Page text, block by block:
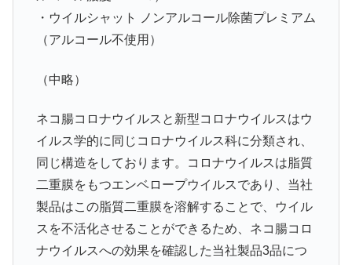
・ウイルシャット ノンアルコール除菌プレミアム
（アルコール不使用）
（中略）
ネコ腸コロナウイルスと新型コロナウイルスはウ
イルス学的に同じコロナウイルス科に分類され、
同じ構造をしております。コロナウイルスは脂質
二重膜をもつエンベロープウイルスであり、当社
製品はこの脂質二重膜を溶解することで、ウイル
スを不活化させることができるため、ネコ腸コロ
ナウイルスへの効果を確認した当社製品3品につ